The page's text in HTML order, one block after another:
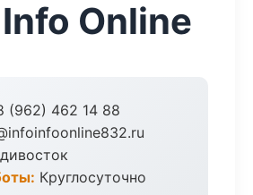
Online
(962) 462 14 88
Круглосуточно